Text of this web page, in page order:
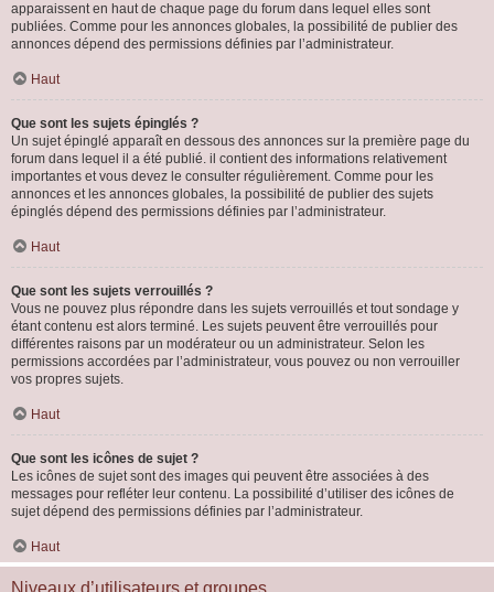
apparaissent en haut de chaque page du forum dans lequel elles sont
publiées. Comme pour les annonces globales, la possibilité de publier des
annonces dépend des permissions définies par l’administrateur.
Haut
Que sont les sujets épinglés ?
Un sujet épinglé apparaît en dessous des annonces sur la première page du
forum dans lequel il a été publié. il contient des informations relativement
importantes et vous devez le consulter régulièrement. Comme pour les
annonces et les annonces globales, la possibilité de publier des sujets
épinglés dépend des permissions définies par l’administrateur.
Haut
Que sont les sujets verrouillés ?
Vous ne pouvez plus répondre dans les sujets verrouillés et tout sondage y
étant contenu est alors terminé. Les sujets peuvent être verrouillés pour
différentes raisons par un modérateur ou un administrateur. Selon les
permissions accordées par l’administrateur, vous pouvez ou non verrouiller
vos propres sujets.
Haut
Que sont les icônes de sujet ?
Les icônes de sujet sont des images qui peuvent être associées à des
messages pour refléter leur contenu. La possibilité d’utiliser des icônes de
sujet dépend des permissions définies par l’administrateur.
Haut
Niveaux d’utilisateurs et groupes